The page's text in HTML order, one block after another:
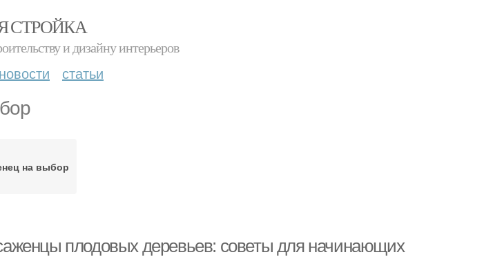
СТРОЙКА
и дизайну интерьеров
новости статьи
на выбор
плодовых деревьев: советы для начинающих